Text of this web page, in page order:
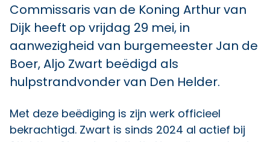
Commissaris van de Koning Arthur van
Dijk heeft op vrijdag 29 mei, in
aanwezigheid van burgemeester Jan de
Boer, Aljo Zwart beëdigd als
hulpstrandvonder van Den Helder.
Met deze beëdiging is zijn werk officieel
bekrachtigd. Zwart is sinds 2024 al actief bij